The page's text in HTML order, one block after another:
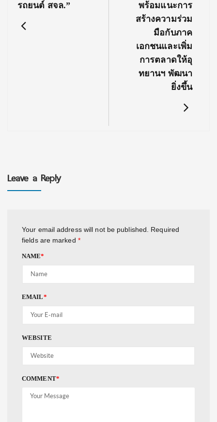
รถยนต์ สจล.”
พร้อมแนะการ
สร้างความร่วม
มือกับภาค
เอกชนและเพิ่ม
การตลาดให้อุ
ทยานฯ พัฒนา
ยิ่งขึ้น
Leave a Reply
Your email address will not be published.
Required
fields are marked *
NAME*
EMAIL*
WEBSITE
COMMENT*